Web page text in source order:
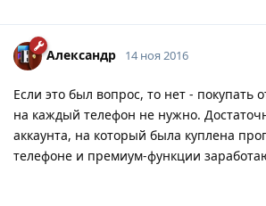
Александр 14 ноя 2016
Если это был вопрос, то нет - покупать
на каждый телефон не нужно.
аккаунта, на который была куплена
телефоне и премиум-функции